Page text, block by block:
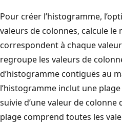
Pour créer l’histogramme,
valeurs de colonnes, calcule le
correspondent à chaque
regroupe les valeurs de
d’histogramme contiguës au
l’histogramme inclut une
suivie d’une valeur de colonne
plage comprend toutes les